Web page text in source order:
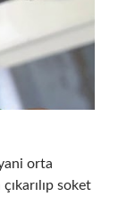
orta
soket